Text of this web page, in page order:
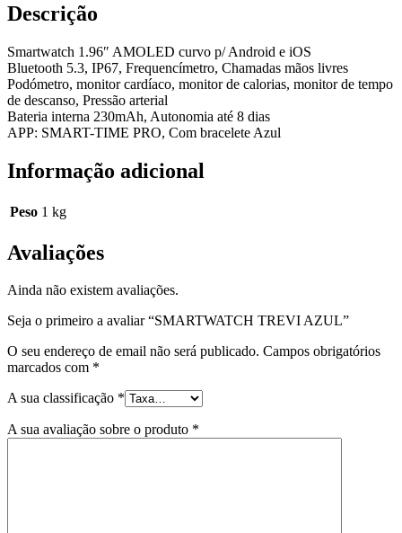
Descrição
Smartwatch 1.96″ AMOLED curvo p/ Android e iOS
Bluetooth 5.3, IP67, Frequencímetro, Chamadas mãos livres
Podómetro, monitor cardíaco, monitor de calorias, monitor de tempo
de descanso, Pressão arterial
Bateria interna 230mAh, Autonomia até 8 dias
APP: SMART-TIME PRO, Com bracelete Azul
Informação adicional
Peso 1 kg
Avaliações
Ainda não existem avaliações.
Seja o primeiro a avaliar “SMARTWATCH TREVI AZUL”
O seu endereço de email não será publicado. Campos obrigatórios
marcados com *
A sua classificação *
A sua avaliação sobre o produto *